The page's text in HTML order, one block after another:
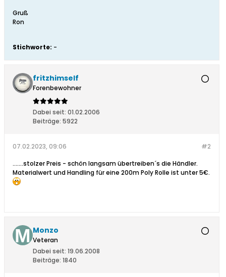
Gruß
Ron
Stichworte: -
fritzhimself
Forenbewohner
Dabei seit: 01.02.2006
Beiträge: 5922
#2
07.02.2023, 09:06
.......stolzer Preis - schön langsam übertreiben´s die Händler.
Materialwert und Handling für eine 200m Poly Rolle ist unter 5€.
Monzo
Veteran
Dabei seit: 19.06.2008
Beiträge: 1840